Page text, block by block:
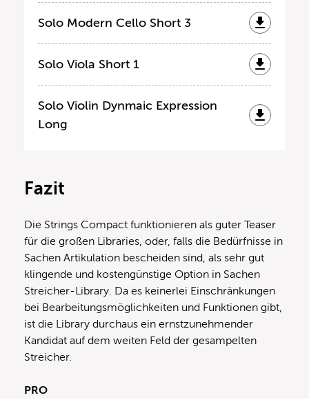
Solo Modern Cello Short 3
Solo Viola Short 1
Solo Violin Dynmaic Expression
Long
Fazit
Die Strings Compact funktionieren als guter Teaser
für die großen Libraries, oder, falls die Bedürfnisse in
Sachen Artikulation bescheiden sind, als sehr gut
klingende und kostengünstige Option in Sachen
Streicher-Library. Da es keinerlei Einschränkungen
bei Bearbeitungsmöglichkeiten und Funktionen gibt,
ist die Library durchaus ein ernstzunehmender
Kandidat auf dem weiten Feld der gesampelten
Streicher.
PRO